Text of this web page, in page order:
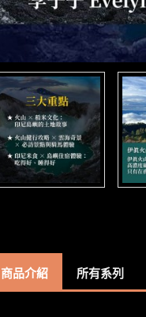
商品介紹 所有系列